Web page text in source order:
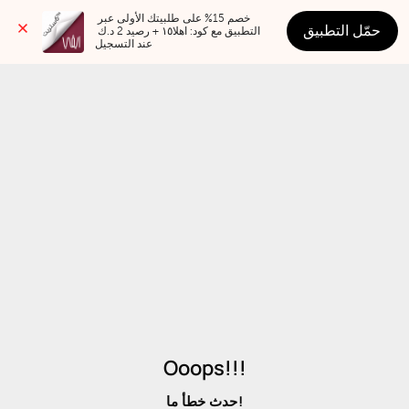
عند التسجيل
حمّل التطبيق
Ooops!!!
حدث خطأ ما!